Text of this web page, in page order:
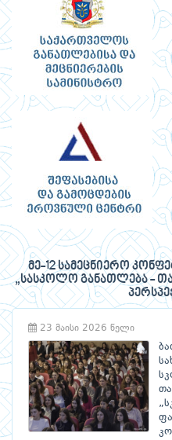
მე-12 სამეცნიერო
„სასკოლო განათლება -
23 მაისი 2026 წელი